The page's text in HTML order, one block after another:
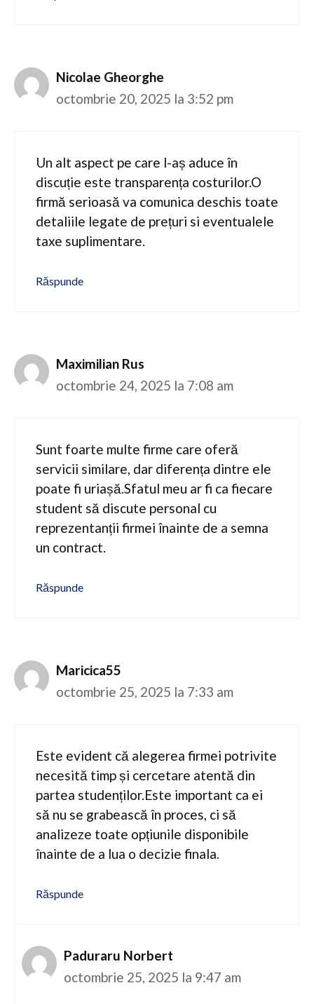
Nicolae Gheorghe
octombrie 20, 2025 la 3:52 pm
Un alt aspect pe care l-aș aduce în
discuție este transparența costurilor.O
firmă serioasă va comunica deschis toate
detaliile legate de prețuri si eventualele
taxe suplimentare.
Răspunde
Maximilian Rus
octombrie 24, 2025 la 7:08 am
Sunt foarte multe firme care oferă
servicii similare, dar diferența dintre ele
poate fi uriașă.Sfatul meu ar fi ca fiecare
student să discute personal cu
reprezentanții firmei înainte de a semna
un contract.
Răspunde
Maricica55
octombrie 25, 2025 la 7:33 am
Este evident că alegerea firmei potrivite
necesită timp și cercetare atentă din
partea studenților.Este important ca ei
să nu se grabească în proces, ci să
analizeze toate opțiunile disponibile
înainte de a lua o decizie finala.
Răspunde
Paduraru Norbert
octombrie 25, 2025 la 9:47 am